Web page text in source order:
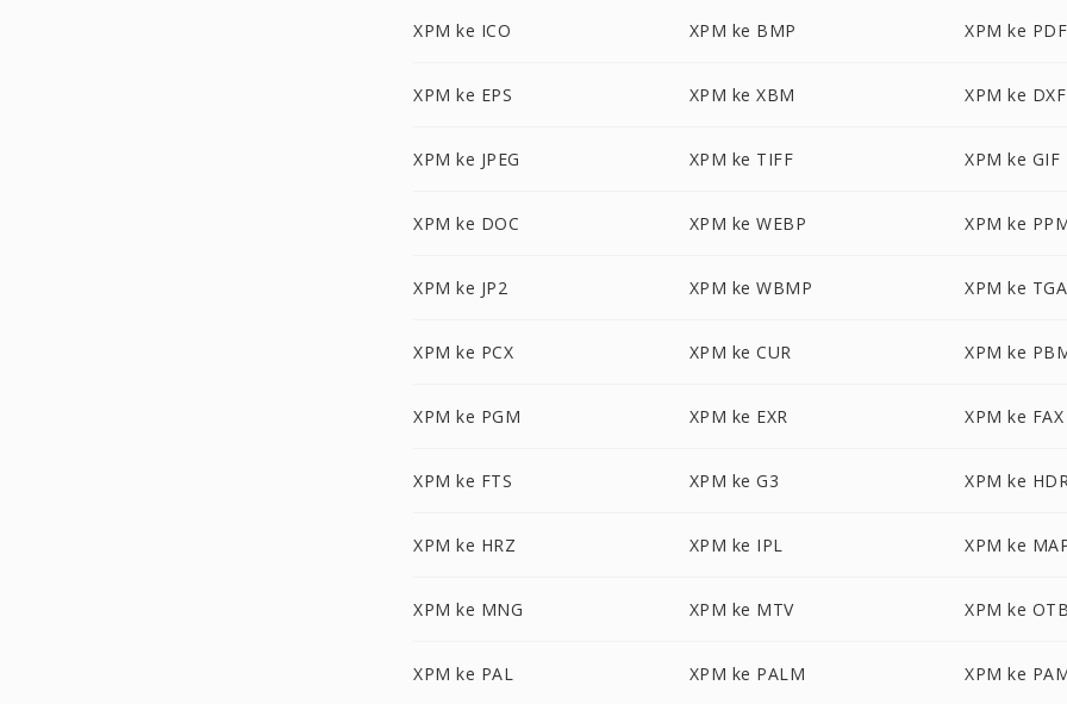
XPM ke ICO XPM ke BMP XPM ke PDF
XPM ke EPS XPM ke XBM XPM ke DXF
XPM ke JPEG XPM ke TIFF XPM ke GIF
XPM ke DOC XPM ke WEBP XPM ke
XPM ke JP2 XPM ke WBMP XPM ke TGA
XPM ke PCX XPM ke CUR XPM ke
XPM ke PGM XPM ke EXR XPM ke FAX
XPM ke FTS XPM ke G3 XPM ke
XPM ke HRZ XPM ke IPL XPM ke
XPM ke MNG XPM ke MTV XPM ke
XPM ke PAL XPM ke PALM XPM ke